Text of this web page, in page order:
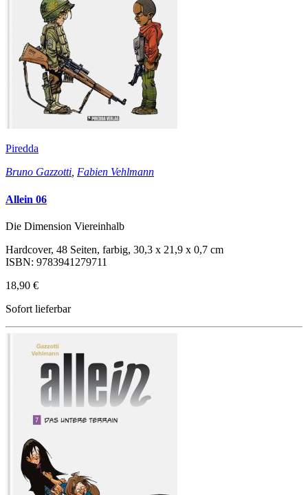
Piredda
Bruno Gazzotti Fabien Vehlmann
Allein 06
Die Dimension Viereinhalb
Hardcover, 48 Seiten, farbig, 30,3 x 21,9 x 0,7 cm
ISBN: 9783941279711
18,90 €
Sofort lieferbar